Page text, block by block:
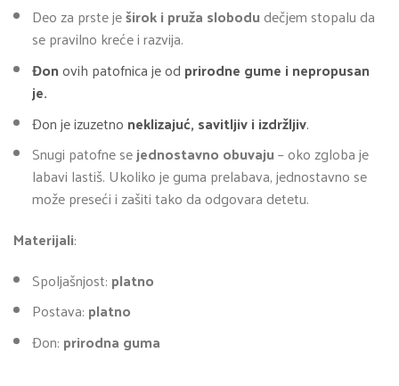
Deo za prste ješirok i pruža slobodu dečjem stopalu da
se pravilno kreće i razvija.
Đonovih patofnica je od prirodne gume inepropusan
je.
Đon je izuzetno neklizajuć, savitljiv i izdržljiv.
Snugi patofne sejednostavno obuvaju– oko zgloba je
labavi lastiš. Ukoliko je guma prelabava, jednostavno se
može preseći i zašiti tako da odgovara detetu.
Materijali:
Spoljašnjost: platno
Postava: platno
Đon: prirodna guma